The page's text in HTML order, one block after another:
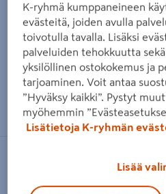
Zoomaa kuvaa
Pihavarasto Markki 6 m²
K-ryhmä kumppaneineen
evästeitä, joiden avulla
toivotulla tavalla. Lisäksi
palveluiden tehokkuutta
yksilöllinen ostokokemus ja
tarjoaminen. Voit antaa
”Hyväksy kaikki”. Pystyt
myöhemmin
Lisätietoja K-ryhmän
Lisää